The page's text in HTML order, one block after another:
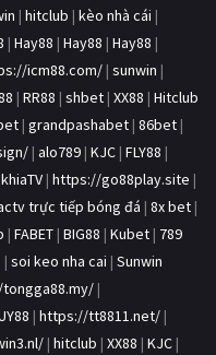
| hitclub | kèo nhà cái |
| Hay88 | Hay88 | Hay88 |
icm88.com/ | sunwin |
| RR88 | shbet | XX88 | Hitclub
| grandpashabet | 86bet |
| alo789 | KJC | FLY88 |
| https://go88play.site |
trực tiếp bóng đá | 8x bet |
| FABET | BIG88 | Kubet | 789
| soi keo nha cai | Sunwin
|
| https://tt8811.net/ |
| hitclub | XX88 | KJC |